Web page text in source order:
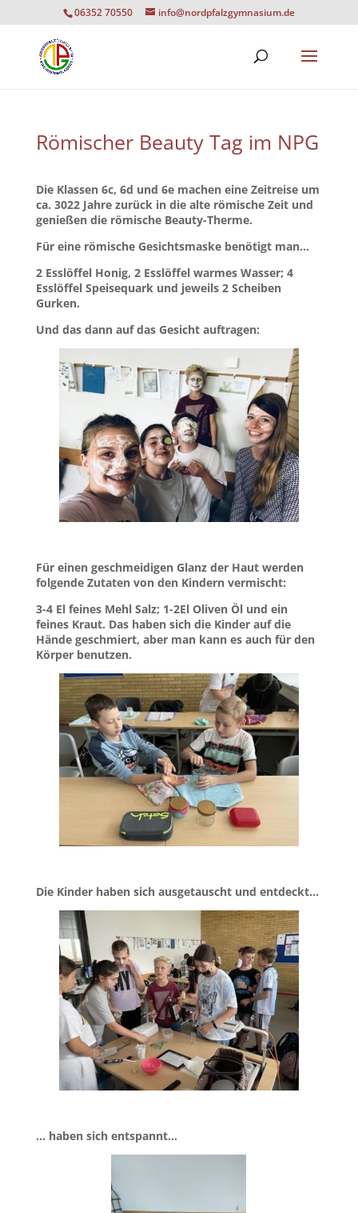
06352 70550 info@nordpfalzgymnasium.de
Römischer Beauty Tag im NPG
Die Klassen 6c, 6d und 6e machen eine Zeitreise um
ca. 3022 Jahre zurück in die alte römische Zeit und
genießen die römische Beauty-Therme.
Für eine römische Gesichtsmaske benötigt man…
2 Esslöffel Honig, 2 Esslöffel warmes Wasser; 4
Esslöffel Speisequark und jeweils 2 Scheiben
Gurken.
Und das dann auf das Gesicht auftragen:
Für einen geschmeidigen Glanz der Haut werden
folgende Zutaten von den Kindern vermischt:
3-4 El feines Mehl Salz; 1-2El Oliven Öl und ein
feines Kraut. Das haben sich die Kinder auf die
Hände geschmiert, aber man kann es auch für den
Körper benutzen.
Die Kinder haben sich ausgetauscht und entdeckt…
… haben sich entspannt…